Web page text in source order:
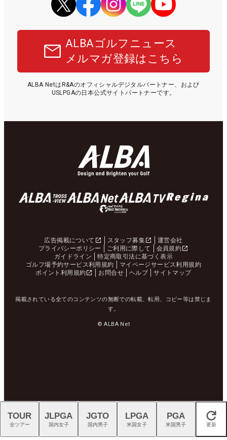
ALBAゴルフニュース
メルマガ登録はこちら
ALBA NetはR&Aのオフィシャルデジタルパートナー、および
USLPGAの日本公式サイトパートナーです。
広告掲載について スタッフ募集
運営会社
プライバシーポリシー
ご利用に際して
会員規約
ガイドライン
特定商取引法に基づく表示
ゴルフ場予約サービス利用規約
マイページサービス利用規約
ポイント利用規約
お問合せ ヘルプ サイトマップ
掲載されている全てのコンテンツの無断での転載、転用、コピー等は禁じま
す。
© ALBA Net
閉じる
TOUR
全ツアー
JLPGA
国内女子
JGTO
国内男子
LPGA
米国女子
PGA
米国男子 更新